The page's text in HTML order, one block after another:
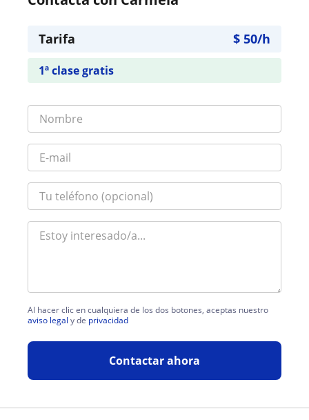
Tarifa $ 50/h
1ª clase gratis
Al hacer clic en cualquiera de los dos botones, aceptas nuestro
aviso legal y de privacidad
Contactar ahora